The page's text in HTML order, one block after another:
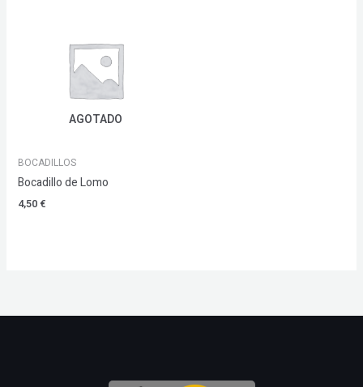
AGOTADO
BOCADILLOS
Bocadillo de Lomo
4,50 €